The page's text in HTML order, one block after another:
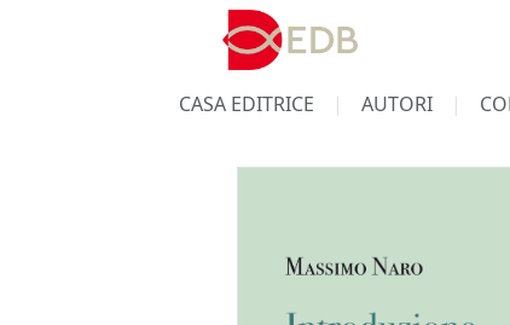
CASA EDITRICE AUTORI